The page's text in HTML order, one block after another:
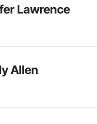
Lawrence
Allen